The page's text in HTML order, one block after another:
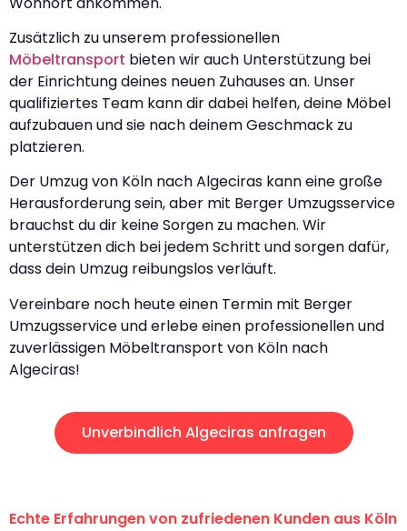
Zusätzlich zu unserem professionellen
Möbeltransport bieten wir auch Unterstützung bei
der Einrichtung deines neuen Zuhauses an. Unser
qualifiziertes Team kann dir dabei helfen, deine Möbel
aufzubauen und sie nach deinem Geschmack zu
platzieren.
Der Umzug von Köln nach Algeciras kann eine große
Herausforderung sein, aber mit Berger Umzugsservice
brauchst du dir keine Sorgen zu machen. Wir
unterstützen dich bei jedem Schritt und sorgen dafür,
dass dein Umzug reibungslos verläuft.
Vereinbare noch heute einen Termin mit Berger
Umzugsservice und erlebe einen professionellen und
zuverlässigen Möbeltransport von Köln nach
Algeciras!
Unverbindlich Algeciras anfragen
Echte Erfahrungen von zufriedenen Kunden aus Köln